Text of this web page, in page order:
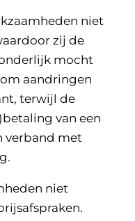
niet
zij de
mocht
aandringen
terwijl de
van een
verband met
niet